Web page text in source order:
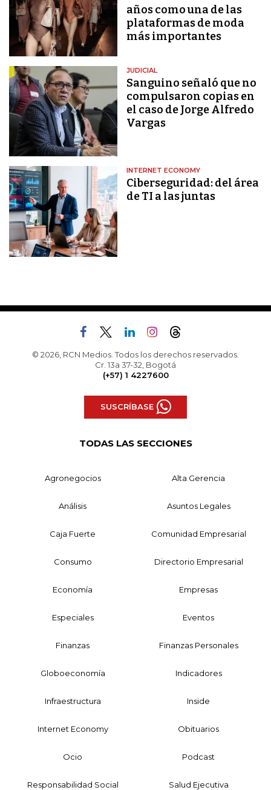
años como una de las
plataformas de moda
más importantes
JUDICIAL
Sanguino señaló que no
compulsaron copias en
el caso de Jorge Alfredo
Vargas
INTERNET ECONOMY
Ciberseguridad: del área
de TI a las juntas
© 2026, RCN Medios. Todos los derechos reservados.
Cr. 13a 37-32, Bogotá
(+57) 1 4227600
SUSCRÍBASE
TODAS LAS SECCIONES
Agronegocios Alta Gerencia
Análisis Asuntos Legales
Caja Fuerte Comunidad Empresarial
Consumo Directorio Empresarial
Economía Empresas
Especiales Eventos
Finanzas Finanzas Personales
Globoeconomía Indicadores
Infraestructura Inside
Internet Economy Obituarios
Ocio Podcast
Responsabilidad Social Salud Ejecutiva